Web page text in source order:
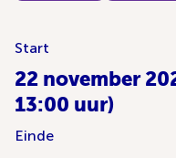
Start
22 november
13:00 uur)
Einde